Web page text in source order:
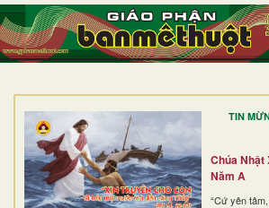
TIN
Chúa Nhật
Năm A
“Cứ yên
TRANG NHẤT
GIỚI THIỆU
DÒNG TU
BAN MỤC VỤ
ĐOÀN THỂ CG